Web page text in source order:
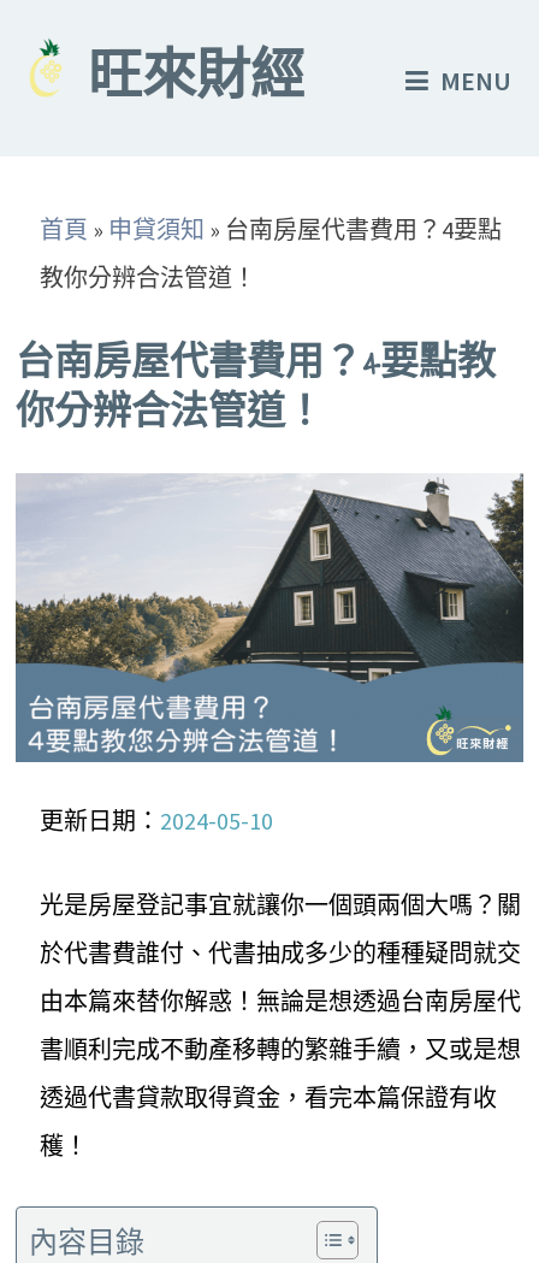
content
旺來財經 MENU
首頁 » 申貸須知 » 台南房屋代書費用？4要點
教你分辨合法管道！
台南房屋代書費用？4要點教
你分辨合法管道！
更新日期： 2024-05-10
光是房屋登記事宜就讓你一個頭兩個大嗎？關
於代書費誰付、代書抽成多少的種種疑問就交
由本篇來替你解惑！無論是想透過台南房屋代
書順利完成不動產移轉的繁雜手續，又或是想
透過代書貸款取得資金，看完本篇保證有收
穫！
內容目錄